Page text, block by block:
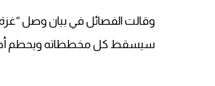
وقالت الفصائل في بيان وصل “غزة تايم”، اليوم الأربعاء 11 سبتمبر
سيسقط كل مخططاته ويحطم